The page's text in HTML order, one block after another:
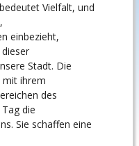
Vielfalt, und
einbezieht,
Stadt. Die
mit ihrem
des
die
Sie schaffen eine